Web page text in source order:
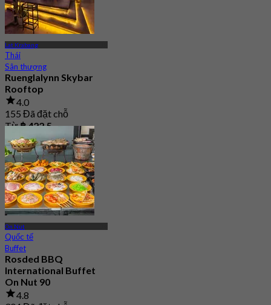
Lat Krabang
Thái
Sân thượng
Ruenglalynn Skybar
Rooftop
4.0
155 Đã đặt chỗ
Từ฿ 422.5
On Nut
Quốc tế
Buffet
Rosded BBQ
International Buffet
On Nut 90
4.8